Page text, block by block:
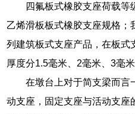
四氟板式橡胶支座荷载
乙烯滑板板式橡胶支座规格；
列建筑板式支座产品，在板式
厚度分1.5毫米、2毫米、3毫米
在墩台上对于简支梁而言
动支座，固定支座与活动支座